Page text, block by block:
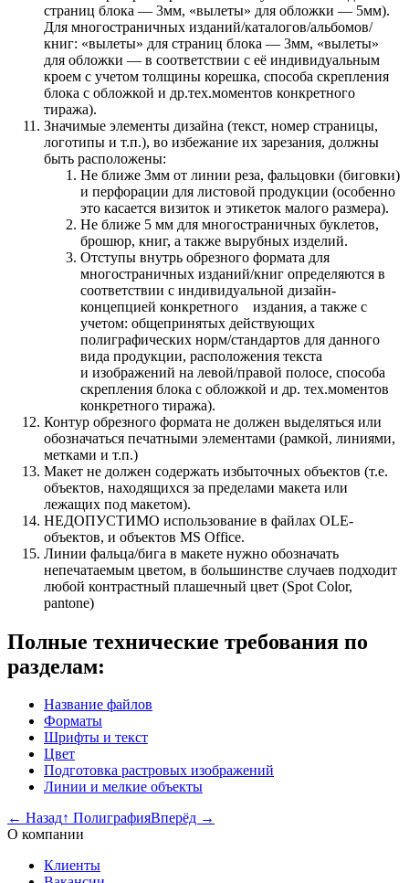
страниц блока — 3мм, «вылеты» для обложки — 5мм).
Для многостраничных изданий/каталогов/альбомов/
книг: «вылеты» для страниц блока — 3мм, «вылеты»
для обложки — в соответствии с её индивидуальным
кроем с учетом толщины корешка, способа скрепления
блока с обложкой и др.тех.моментов конкретного
тиража).
Значимые элементы дизайна (текст, номер страницы,
логотипы и т.п.), во избежание их зарезания, должны
быть расположены:
Не ближе 3мм от линии реза, фальцовки (биговки)
и перфорации для листовой продукции (особенно
это касается визиток и этикеток малого размера).
Не ближе 5 мм для многостраничных буклетов,
брошюр, книг, а также вырубных изделий.
Отступы внутрь обрезного формата для
многостраничных изданий/книг определяются в
соответствии с индивидуальной дизайн-
концепцией конкретного издания, а также с
учетом: общепринятых действующих
полиграфических норм/стандартов для данного
вида продукции, расположения текста
и изображений на левой/правой полосе, способа
скрепления блока с обложкой и др. тех.моментов
конкретного тиража).
Контур обрезного формата не должен выделяться или
обозначаться печатными элементами (рамкой, линиями,
метками и т.п.)
Макет не должен содержать избыточных объектов (т.е.
объектов, находящихся за пределами макета или
лежащих под макетом).
НЕДОПУСТИМО использование в файлах OLE-
объектов, и объектов MS Office.
Линии фальца/бига в макете нужно обозначать
непечатаемым цветом, в большинстве случаев подходит
любой контрастный плашечный цвет (Spot Color,
pantone)
Полные технические требования по
разделам:
Название файлов
Форматы
Шрифты и текст
Цвет
Подготовка растровых изображений
Линии и мелкие объекты
← Назад↑ ПолиграфияВперёд →
О компании
Клиенты